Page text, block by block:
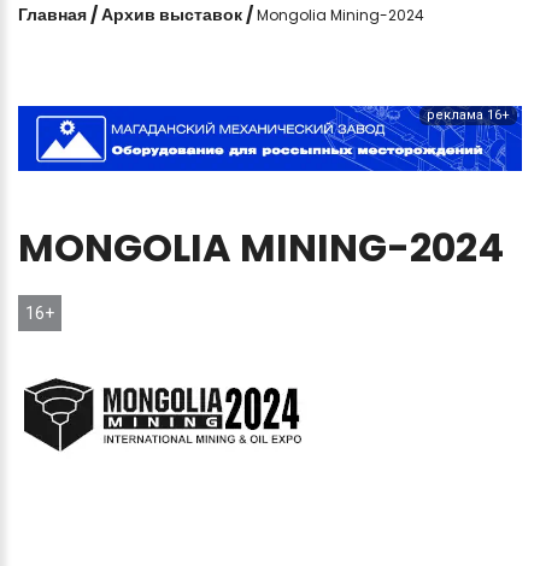
Главная /Архив выставок /Mongolia Mining-2024
реклама 16+
MONGOLIA MINING-2024
16+